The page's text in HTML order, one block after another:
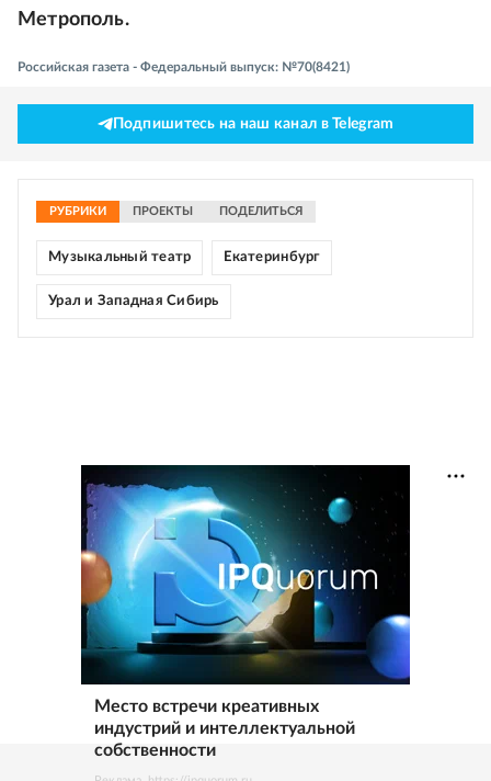
Метрополь.
Российская газета - Федеральный выпуск: №70(8421)
Подпишитесь на наш канал в Telegram
РУБРИКИ ПРОЕКТЫ ПОДЕЛИТЬСЯ
Музыкальный театр Екатеринбург
Урал и Западная Сибирь
Место встречи креативных
индустрий и интеллектуальной
собственности